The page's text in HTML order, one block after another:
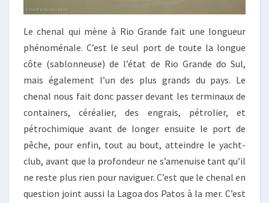
Le chenal qui mène à Rio Grande fait une longueur
phénoménale. C’est le seul port de toute la longue
côte (sablonneuse) de l’état de Rio Grande do Sul,
mais également l’un des plus grands du pays. Le
chenal nous fait donc passer devant les terminaux de
containers, céréalier, des engrais, pétrolier, et
pétrochimique avant de longer ensuite le port de
pêche, pour enfin, tout au bout, atteindre le yacht-
club, avant que la profondeur ne s’amenuise tant qu’il
ne reste plus rien pour naviguer. C’est que le chenal en
question joint aussi la Lagoa dos Patos à la mer. C’est